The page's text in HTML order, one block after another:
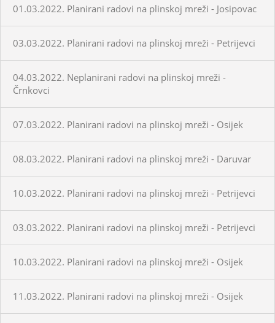
01.03.2022. Planirani radovi na plinskoj mreži - Josipovac
03.03.2022. Planirani radovi na plinskoj mreži - Petrijevci
04.03.2022. Neplanirani radovi na plinskoj mreži -
Črnkovci
07.03.2022. Planirani radovi na plinskoj mreži - Osijek
08.03.2022. Planirani radovi na plinskoj mreži - Daruvar
10.03.2022. Planirani radovi na plinskoj mreži - Petrijevci
03.03.2022. Planirani radovi na plinskoj mreži - Petrijevci
10.03.2022. Planirani radovi na plinskoj mreži - Osijek
11.03.2022. Planirani radovi na plinskoj mreži - Osijek